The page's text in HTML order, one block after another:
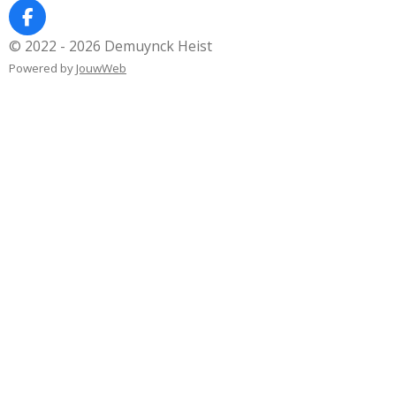
F
a
c
e
© 2022 - 2026 Demuynck Heist
Powered by JouwWeb